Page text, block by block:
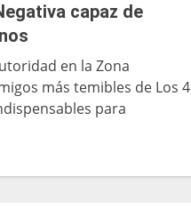
capaz de
en la Zona
más temibles de Los 4
para